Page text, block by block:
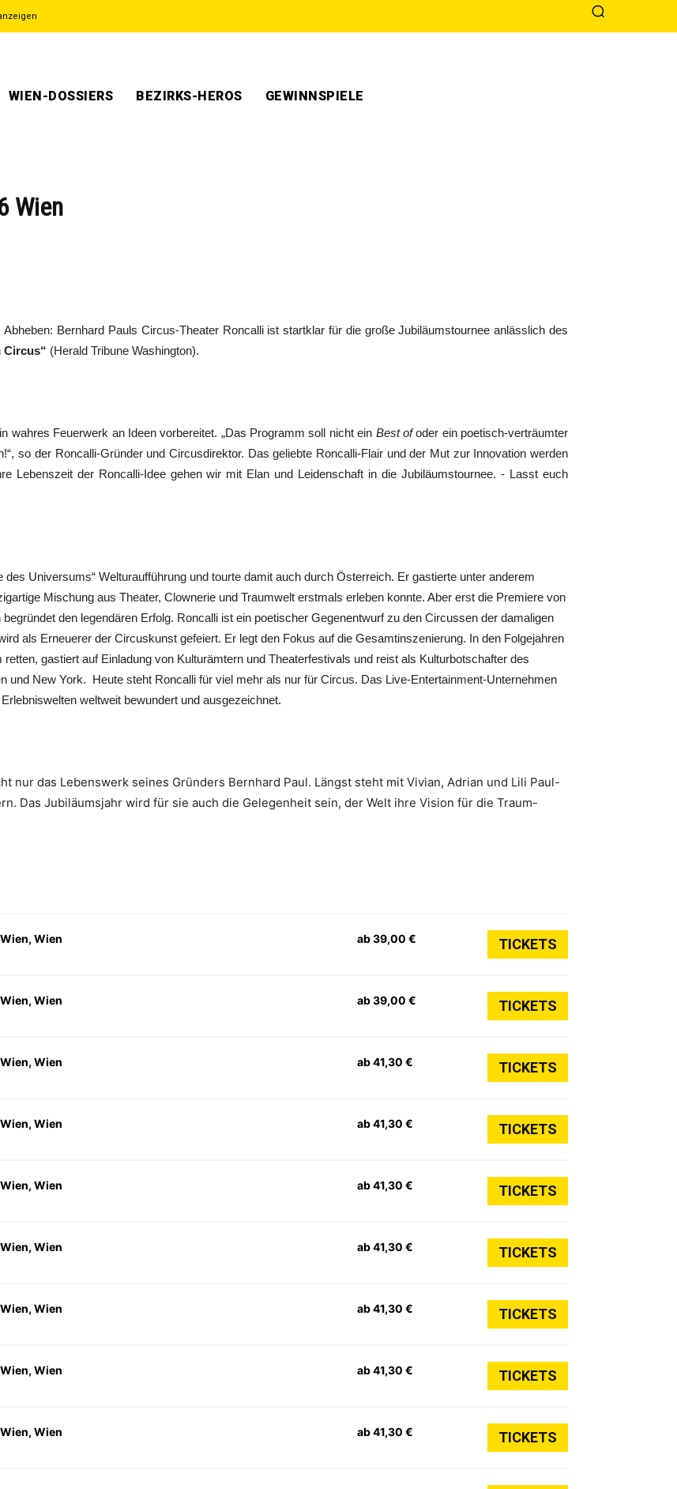
WIEN-DOSSIERS BEZIRKS-HEROS GEWINNSPIELE
Wien
Bernhard Pauls Circus-Theater Roncalli ist startklar für die große Jubiläumstournee anlässlich des
Circus“ (Herald Tribune Washington).
wahres Feuerwerk an Ideen vorbereitet. „Das Programm soll nicht ein Best ofoder ein poetisch-verträumter
so der Roncalli-Gründer und Circusdirektor. Das geliebte Roncalli-Flair und der Mut zur Innovation werden
Lebenszeit der Roncalli-Idee gehen wir mit Elan und Leidenschaft in die Jubiläumstournee. - Lasst euch
Universums“ Welturaufführung und tourte damit auch durch Österreich. Er gastierte unter anderem
Mischung aus Theater, Clownerie und Traumwelt erstmals erleben konnte. Aber erst die Premiere von
den legendären Erfolg. Roncalli ist ein poetischer Gegenentwurf zu den Circussen der damaligen
als Erneuerer der Circuskunst gefeiert. Er legt den Fokus auf die Gesamtinszenierung. In den Folgejahren
gastiert auf Einladung von Kulturämtern und Theaterfestivals und reist als Kulturbotschafter des
und New York. Heute steht Roncalli für viel mehr als nur für Circus. Das Live-Entertainment-Unternehmen
weltweit bewundert und ausgezeichnet.
nur das Lebenswerk seines Gründers Bernhard Paul. Längst steht mit Vivian, Adrian und Lili Paul-
Das Jubiläumsjahr wird für sie auch die Gelegenheit sein, der Welt ihre Vision für die Traum-
Wien ab 39,00 € TICKETS
Wien ab 39,00 € TICKETS
Wien ab 41,30 € TICKETS
Wien ab 41,30 € TICKETS
Wien ab 41,30 € TICKETS
Wien ab 41,30 € TICKETS
Wien ab 41,30 € TICKETS
Wien ab 41,30 € TICKETS
Wien ab 41,30 € TICKETS